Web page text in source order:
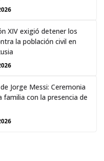
XIV exigió detener los
la población civil en
Jorge Messi: Ceremonia
familia con la presencia de